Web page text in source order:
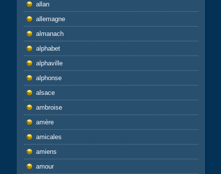
allan
allemagne
almanach
alphabet
alphaville
alphonse
alsace
ambroise
amère
amicales
amiens
amour